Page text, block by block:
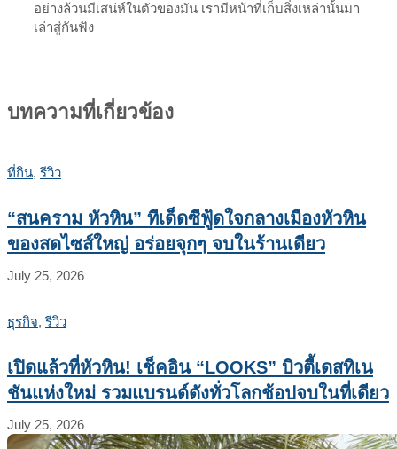
อย่างล้วนมีเสน่ห์ในตัวของมัน เรามีหน้าที่เก็บสิ่งเหล่านั้นมา
เล่าสู่กันฟัง
บทความที่เกี่ยวข้อง
ที่กิน, รีวิว
“สนคราม หัวหิน” ทีเด็ดซีฟู้ดใจกลางเมืองหัวหิน
ของสดไซส์ใหญ่ อร่อยจุกๆ จบในร้านเดียว
July 25, 2026
ธุรกิจ, รีวิว
เปิดแล้วที่หัวหิน! เช็คอิน “LOOKS” บิวตี้เดสทิเน
ชันแห่งใหม่ รวมแบรนด์ดังทั่วโลกช้อปจบในที่เดียว
July 25, 2026